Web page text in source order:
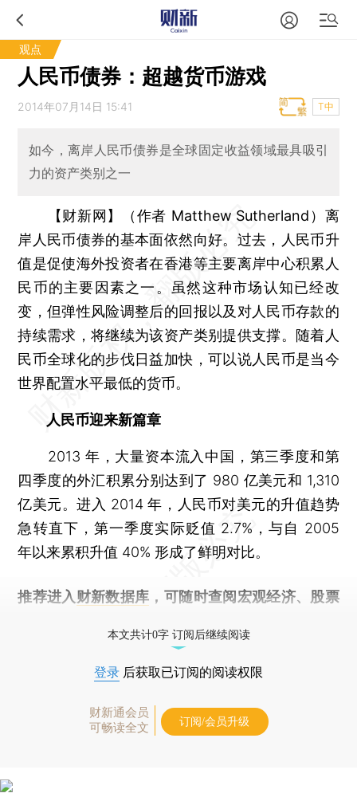
观点
人民币债券：超越货币游戏
2014年07月14日 15:41 T中
如今，离岸人民币债券是全球固定收益领域最具吸引
力的资产类别之一
【财新网】（作者 Matthew Sutherland） 离
岸人民币债券的基本面依然向好。过去，人民币升
值是促使海外投资者在香港等主要离岸中心积累人
民币的主要因素之一。虽然这种市场认知已经改
变，但弹性风险调整后的回报以及对人民币存款的
持续需求，将继续为该资产类别提供支撑。随着人
民币全球化的步伐日益加快，可以说人民币是当今
世界配置水平最低的货币。
人民币迎来新篇章
2013 年，大量资本流入中国，第三季度和第
四季度的外汇积累分别达到了 980 亿美元和 1,310
亿美元。进入 2014 年，人民币对美元的升值趋势
急转直下，第一季度实际贬值 2.7%，与自 2005
年以来累积升值 40% 形成了鲜明对比。
推荐进入 财新数据库 ，可随时查阅宏观经济、股票
本文共计0字 订阅后继续阅读
登录 后获取已订阅的阅读权限
财新通会员
可畅读全文
订阅/会员升级